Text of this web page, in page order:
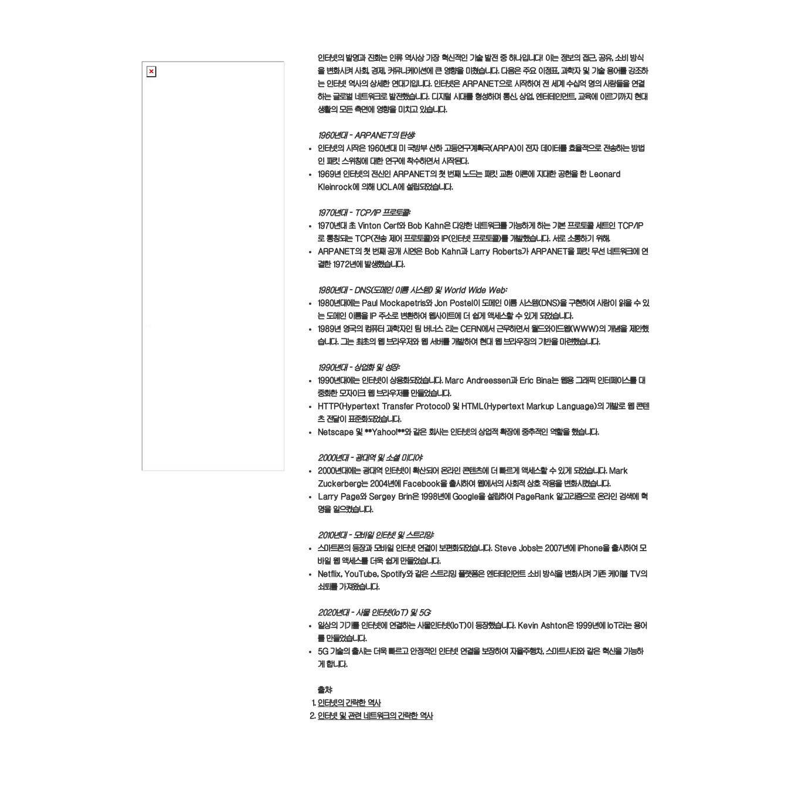
인터넷의 발명과 진화는 인류 역사상 가장 혁신적인 기술 발전 중 하나입니다! 이는 정보의 접근, 공유, 소비 방식
을 변화시켜 사회, 경제, 커뮤니케이션에 큰 영향을 미쳤습니다. 다음은 주요 이정표, 과학자 및 기술 용어를 강조하
는 인터넷 역사의 상세한 연대기입니다. 인터넷은 ARPANET으로 시작하여 전 세계 수십억 명의 사람들을 연결
하는 글로벌 네트워크로 발전했습니다. 디지털 시대를 형성하며 통신, 상업, 엔터테인먼트, 교육에 이르기까지 현대
생활의 모든 측면에 영향을 미치고 있습니다.
1960년대 - ARPANET의 탄생:
인터넷의 시작은 1960년대 미 국방부 산하 고등연구계획국(ARPA)이 전자 데이터를 효율적으로 전송하는 방법
인 패킷 스위칭에 대한 연구에 착수하면서 시작된다.
1969년 인터넷의 전신인 ARPANET의 첫 번째 노드는 패킷 교환 이론에 지대한 공헌을 한 Leonard
Kleinrock에 의해 UCLA에 설립되었습니다.
1970년대 - TCP/IP 프로토콜:
1970년대 초 Vinton Cerf와 Bob Kahn은 다양한 네트워크를 가능하게 하는 기본 프로토콜 세트인 TCP/IP
로 통칭되는 TCP(전송 제어 프로토콜)와 IP(인터넷 프로토콜)를 개발했습니다. 서로 소통하기 위해.
ARPANET의 첫 번째 공개 시연은 Bob Kahn과 Larry Roberts가 ARPANET을 패킷 무선 네트워크에 연
결한 1972년에 발생했습니다.
1980년대 - DNS(도메인 이름 시스템) 및 World Wide Web:
1980년대에는 Paul Mockapetris와 Jon Postel이 도메인 이름 시스템(DNS)을 구현하여 사람이 읽을 수 있
는 도메인 이름을 IP 주소로 변환하여 웹사이트에 더 쉽게 액세스할 수 있게 되었습니다.
1989년 영국의 컴퓨터 과학자인 팀 버너스 리는 CERN에서 근무하면서 월드와이드웹(WWW)의 개념을 제안했
습니다. 그는 최초의 웹 브라우저와 웹 서버를 개발하여 현대 웹 브라우징의 기반을 마련했습니다.
1990년대 - 상업화 및 성장:
1990년대에는 인터넷이 상용화되었습니다. Marc Andreessen과 Eric Bina는 웹용 그래픽 인터페이스를 대
중화한 모자이크 웹 브라우저를 만들었습니다.
HTTP(Hypertext Transfer Protocol) 및 HTML(Hypertext Markup Language)의 개발로 웹 콘텐
츠 전달이 표준화되었습니다.
Netscape 및 **Yahoo!**와 같은 회사는 인터넷의 상업적 확장에 중추적인 역할을 했습니다.
2000년대 - 광대역 및 소셜 미디어:
2000년대에는 광대역 인터넷이 확산되어 온라인 콘텐츠에 더 빠르게 액세스할 수 있게 되었습니다. Mark
Zuckerberg는 2004년에 Facebook을 출시하여 웹에서의 사회적 상호 작용을 변화시켰습니다.
Larry Page와 Sergey Brin은 1998년에 Google을 설립하여 PageRank 알고리즘으로 온라인 검색에 혁
명을 일으켰습니다.
2010년대 - 모바일 인터넷 및 스트리밍:
스마트폰의 등장과 모바일 인터넷 연결이 보편화되었습니다. Steve Jobs는 2007년에 iPhone을 출시하여 모
바일 웹 액세스를 더욱 쉽게 만들었습니다.
Netflix, YouTube, Spotify와 같은 스트리밍 플랫폼은 엔터테인먼트 소비 방식을 변화시켜 기존 케이블 TV의
쇠퇴를 가져왔습니다.
2020년대 - 사물 인터넷(IoT) 및 5G:
일상의 기기를 인터넷에 연결하는 사물인터넷(IoT)이 등장했습니다. Kevin Ashton은 1999년에 IoT라는 용어
를 만들었습니다.
5G 기술의 출시는 더욱 빠르고 안정적인 인터넷 연결을 보장하여 자율주행차, 스마트시티와 같은 혁신을 가능하
게 합니다.
출처:
인터넷의 간략한 역사
인터넷 및 관련 네트워크의 간략한 역사